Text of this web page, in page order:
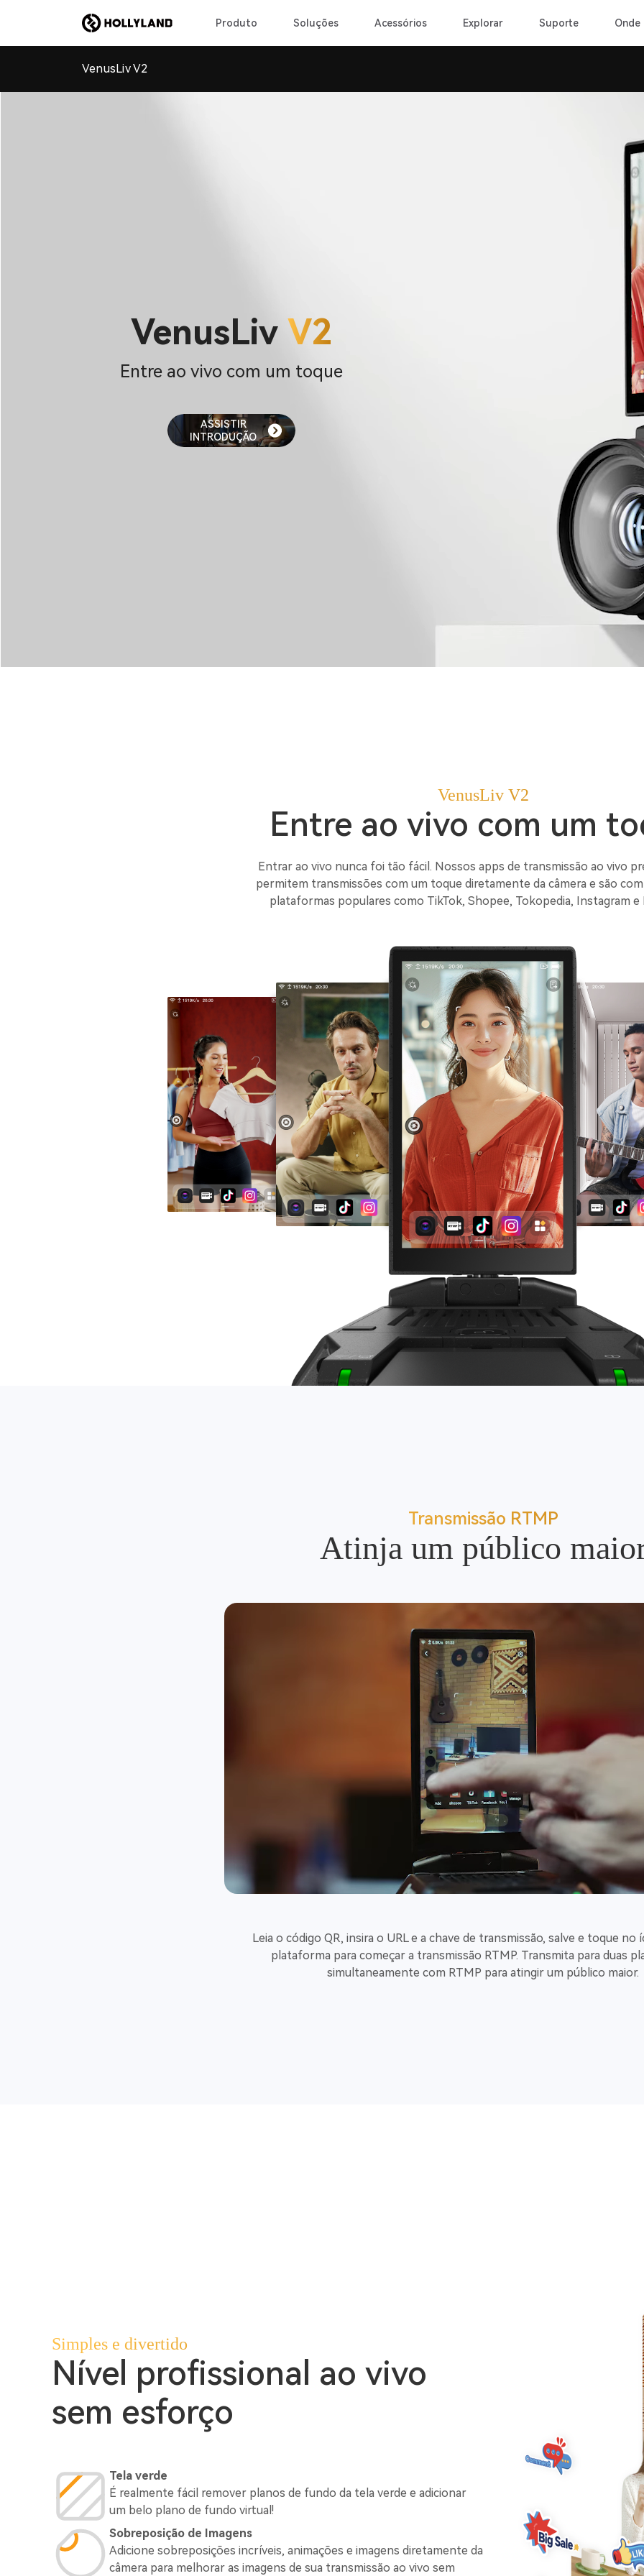
Produto Soluções Acessórios Explorar Suporte Onde
VenusLiv V2
VenusLiv V2
Entre ao vivo com um toque
ASSISTIR
INTRODUÇÃO
VenusLiv V2
Entre ao vivo com um
Entrar ao vivo nunca foi tão fácil. Nossos apps de transmissão ao vivo
permitem transmissões com um toque diretamente da câmera e são
plataformas populares como TikTok, Shopee, Tokopedia, Instagram e
Transmissão RTMP
Atinja um público
Leia o código QR, insira o URL e a chave de transmissão, salve e toque no
plataforma para começar a transmissão RTMP. Transmita para duas
simultaneamente com RTMP para atingir um público maior.
Simples e divertido
Nível profissional ao vivo
sem esforço
Tela verde
É realmente fácil remover planos de fundo da tela verde e adicionar
um belo plano de fundo virtual!
Sobreposição de Imagens
Adicione sobreposições incríveis, animações e imagens diretamente da
câmera para melhorar as imagens de sua transmissão ao vivo sem